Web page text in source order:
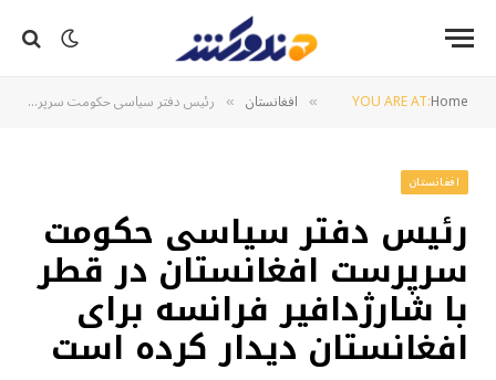
YOU ARE AT:Home
» افغانستان » رئیس دفتر سیاسی حکومت سرپرست افغانستان در قطر با شارژدافیر فرانسه برای افغانستان دیدار کرده است
افغانستان
رئیس دفتر سیاسی حکومت
سرپرست افغانستان در قطر
با شارژدافیر فرانسه برای
افغانستان دیدار کرده است